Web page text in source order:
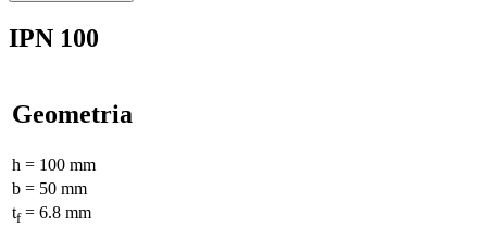
IPN 100
Geometria
h = 100 mm
b = 50 mm
tf= 6.8 mm